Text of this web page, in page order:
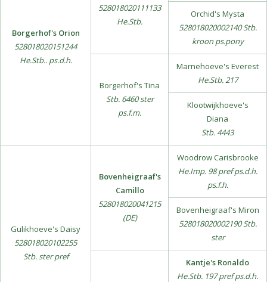
Borgerhof's Orion
528018020151244
He.Stb.. ps.d.h.
528018020111133
He.Stb.
Orchid's Mysta
528018020002140 Stb.
kroon ps.pony
Borgerhof's Tina
Stb. 6460 ster
ps.f.m.
Marnehoeve's Everest
He.Stb. 217
Klootwijkhoeve's
Diana
Stb. 4443
Gulikhoeve's Daisy
528018020102255
Stb. ster pref
Bovenheigraaf's
Camillo
528018020041215
(DE)
Woodrow Carisbrooke
He.Imp. 98 pref ps.d.h.
ps.f.h.
Bovenheigraaf's Miron
528018020002190 Stb.
ster
Kantje's Ronaldo
He.Stb. 197 pref ps.d.h.